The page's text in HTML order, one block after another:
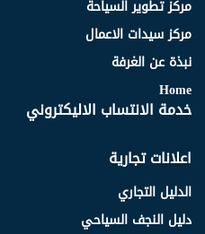
مركز تطوير السياحة
مركز سيدات الاعمال
نبذة عن الغرفة
Home
خدمة الانتساب الاليكتروني
اعلانات تجارية
الدليل التجاري
دليل النجف السياحي